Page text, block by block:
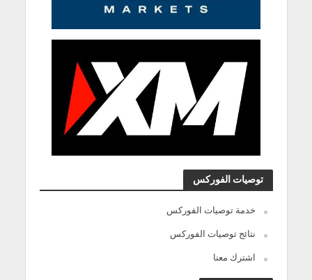
توصيات الفوركس
خدمة توصيات الفوركس
نتائج توصيات الفوركس
اشترك معنا